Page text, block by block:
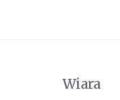
Wiara